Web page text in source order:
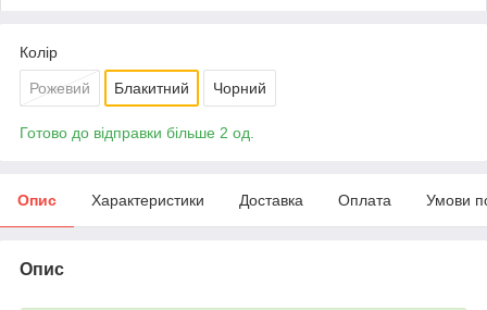
Колір
Рожевий Блакитний Чорний
Готово до відправки більше 2 од.
Опис Характеристики Доставка Оплата Умови
Опис